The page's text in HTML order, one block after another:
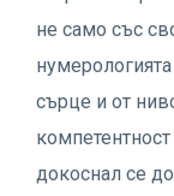
не само със
сърце и от
докоснал се